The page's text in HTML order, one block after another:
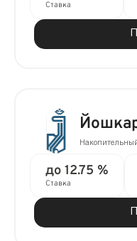
Ставка
до 12.75 %
Ставка